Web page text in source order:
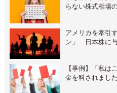
らない株式相場
アメリカを牽引
ン」 日本株に
【事例】「私は
金を科されまし